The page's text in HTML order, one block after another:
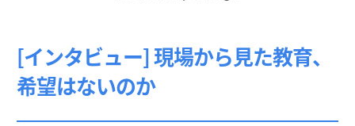
[インタビュー] 現場から見た教育、
希望はないのか